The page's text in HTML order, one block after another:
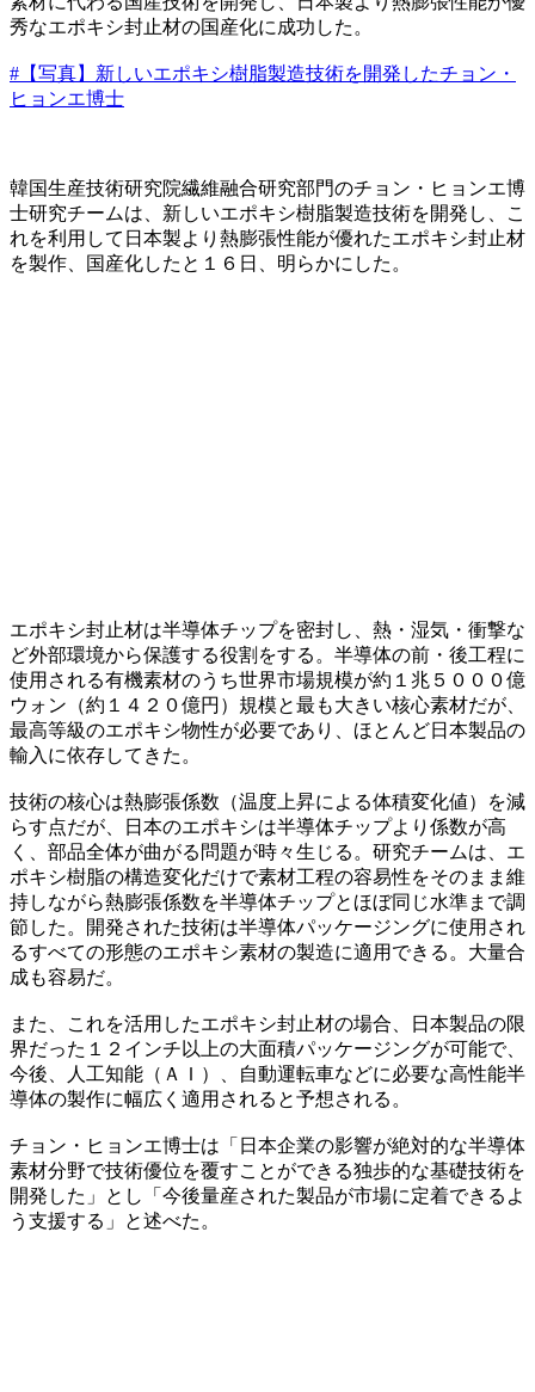
秀なエポキシ封止材の国産化に成功した。
#【写真】新しいエポキシ樹脂製造技術を開発したチョン・
ヒョンエ博士
韓国生産技術研究院繊維融合研究部門のチョン・ヒョンエ博
士研究チームは、新しいエポキシ樹脂製造技術を開発し、こ
れを利用して日本製より熱膨張性能が優れたエポキシ封止材
を製作、国産化したと１６日、明らかにした。
エポキシ封止材は半導体チップを密封し、熱・湿気・衝撃な
ど外部環境から保護する役割をする。半導体の前・後工程に
使用される有機素材のうち世界市場規模が約１兆５０００億
ウォン（約１４２０億円）規模と最も大きい核心素材だが、
最高等級のエポキシ物性が必要であり、ほとんど日本製品の
輸入に依存してきた。
技術の核心は熱膨張係数（温度上昇による体積変化値）を減
らす点だが、日本のエポキシは半導体チップより係数が高
く、部品全体が曲がる問題が時々生じる。研究チームは、エ
ポキシ樹脂の構造変化だけで素材工程の容易性をそのまま維
持しながら熱膨張係数を半導体チップとほぼ同じ水準まで調
節した。開発された技術は半導体パッケージングに使用され
るすべての形態のエポキシ素材の製造に適用できる。大量合
成も容易だ。
また、これを活用したエポキシ封止材の場合、日本製品の限
界だった１２インチ以上の大面積パッケージングが可能で、
今後、人工知能（ＡＩ）、自動運転車などに必要な高性能半
導体の製作に幅広く適用されると予想される。
チョン・ヒョンエ博士は「日本企業の影響が絶対的な半導体
素材分野で技術優位を覆すことができる独歩的な基礎技術を
開発した」とし「今後量産された製品が市場に定着できるよ
う支援する」と述べた。